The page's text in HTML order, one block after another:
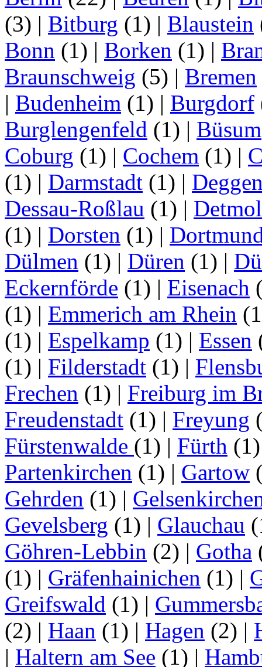
(3) | Bitburg (1) | Blaustein
Bonn (1) | Borken (1) |
Braunschweig (5) | Bremen
| Budenheim (1) | Burgdorf
Burglengenfeld (1) | Büsum
Coburg (1) | Cochem (1) |
(1) | Darmstadt (1) |
Dessau-Roßlau (1) |
(1) | Dorsten (1) |
Dülmen (1) | Düren (1) |
Eckernförde (1) | Eisenach
(1) | Emmerich am Rhein
(1) | Espelkamp (1) | Essen
(1) | Filderstadt (1) |
Frechen (1) | Freiburg im
Freudenstadt (1) | Freyung
Fürstenwalde (1) | Fürth
Partenkirchen (1) | Gartow
Gehrden (1) |
Gevelsberg (1) | Glauchau
Göhren-Lebbin (2) | Gotha
(1) | Gräfenhainichen (1) |
Greifswald (1) |
(2) | Haan (1) | Hagen (2) |
| Haltern am See (1) |